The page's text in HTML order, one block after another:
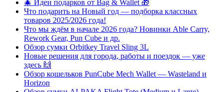
🎄 Идеи подарков от Bag & Wallet 🎁
Что подарить на Новый год — подборка классных
товаров 2025/2026 года!
Что мы ждём в начале 2026 года? Новинки Able Carry,
Rework Gear, Pun Cube и др.
Обзор сумки Orbitkey Travel Sling 3L
Новые решения для города, работы и поездок — уже
здесь 🙌
Обзор кошельков PunCube Mech Wallet — Wasteland и
Horizon